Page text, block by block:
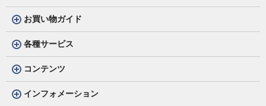
お買い物ガイド
各種サービス
コンテンツ
インフォメーション